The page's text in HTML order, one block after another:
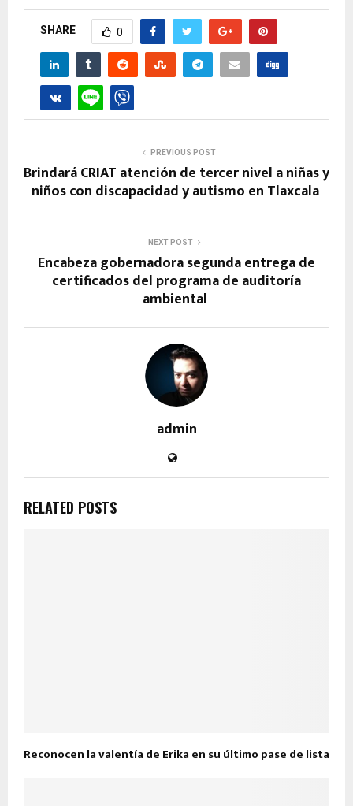
SHARE 0
PREVIOUS POST
Brindará CRIAT atención de tercer nivel a niñas y
niños con discapacidad y autismo en Tlaxcala
NEXT POST
Encabeza gobernadora segunda entrega de
certificados del programa de auditoría
ambiental
admin
RELATED POSTS
Reconocen la valentía de Erika en su último pase de lista